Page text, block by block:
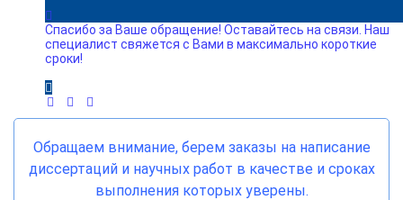
Спасибо за Ваше обращение! Оставайтесь на связи. Наш
специалист свяжется с Вами в максимально короткие
сроки!
Обращаем внимание, берем заказы на написание
диссертаций и научных работ в качестве и сроках
выполнения которых уверены.